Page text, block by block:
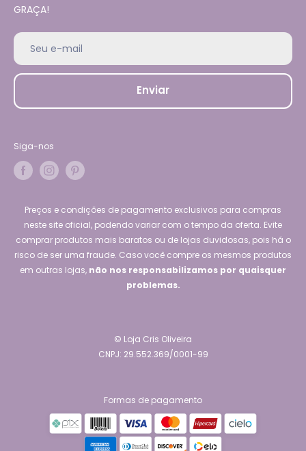
GRAÇA!
Seu e-mail
Enviar
Siga-nos
Preços e condições de pagamento exclusivos para compras
neste site oficial, podendo variar com o tempo da oferta. Evite
comprar produtos mais baratos ou de lojas duvidosas, pois há o
risco de ser uma fraude. Caso você compre os mesmos produtos
em outras lojas, não nos responsabilizamos por quaisquer
problemas.
© Loja Cris Oliveira
CNPJ: 29.552.369/0001-99
Formas de pagamento